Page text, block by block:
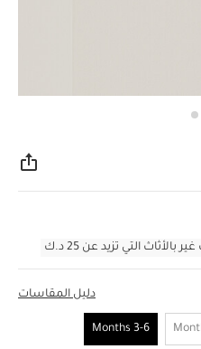
التي تزيد عن 25 د.ك
دليل المقاسات
3-6 Months